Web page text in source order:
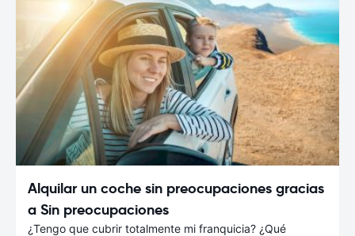
Alquilar un coche sin preocupaciones gracias
a Sin preocupaciones
¿Tengo que cubrir totalmente mi franquicia? ¿Qué